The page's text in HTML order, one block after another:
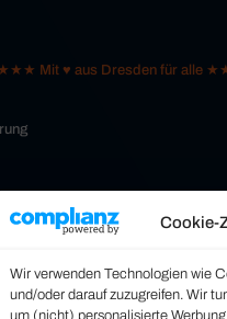
Cookie-
Wir verwenden Technologien wie
und/oder darauf zuzugreifen. Wir
um (nicht) personalisierte
Mit ♥ aus Dresden für alle